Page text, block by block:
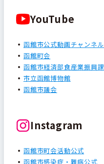
YouTube
函館市公式動画チャンネル
函館町会
函館市経済部食産業振興課
市立函館博物館
函館市議会
Instagram
函館市町会活動公式
函館市感染症・難病公式